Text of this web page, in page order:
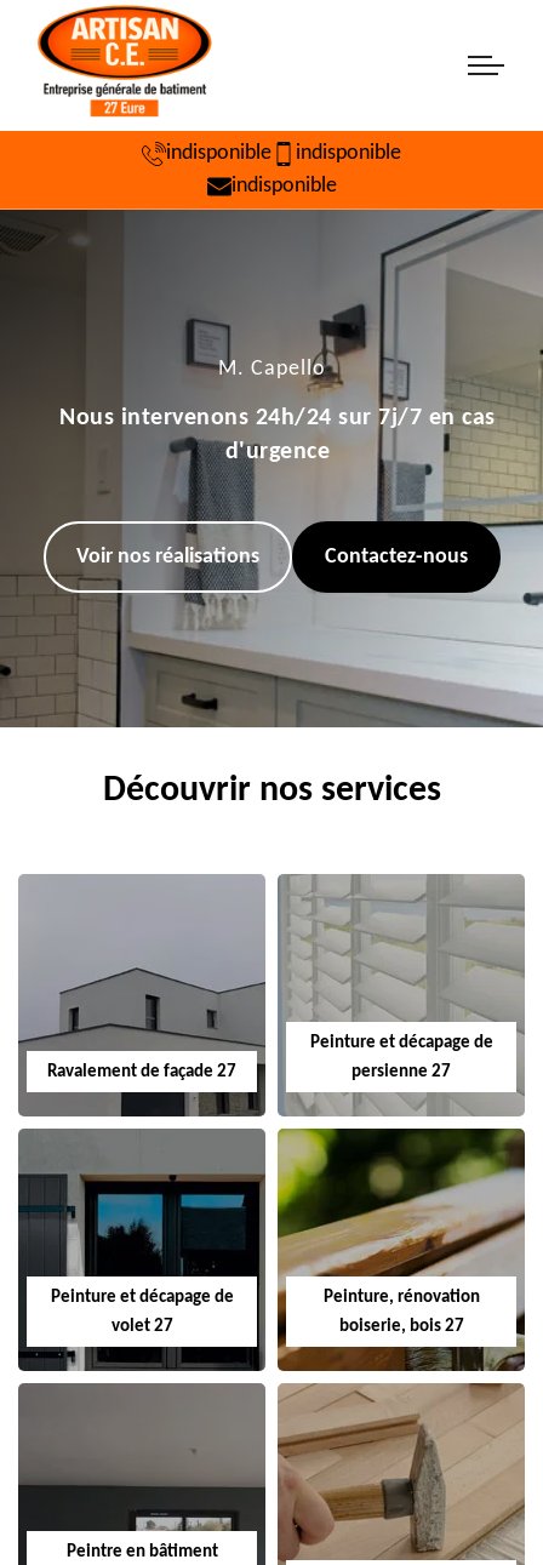
indisponible
indisponible
indisponible
M. Capello
Nous intervenons 24h/24 sur 7j/7 en cas
d'urgence
Voir nos réalisations Contactez-nous
Découvrir nos services
Ravalement de façade 27
Peinture et décapage de
persienne 27
Peinture et décapage de
volet 27
Peinture, rénovation
boiserie, bois 27
Peintre en bâtiment